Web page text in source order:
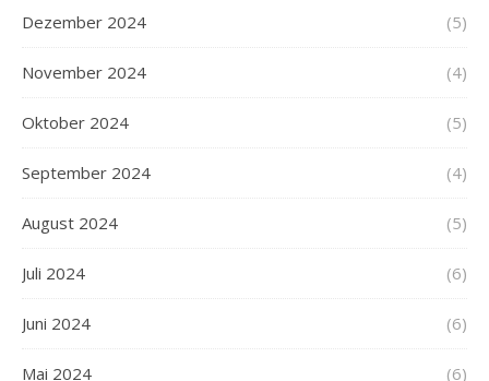
Dezember 2024 (5)
November 2024 (4)
Oktober 2024 (5)
September 2024 (4)
August 2024 (5)
Juli 2024 (6)
Juni 2024 (6)
Mai 2024 (6)